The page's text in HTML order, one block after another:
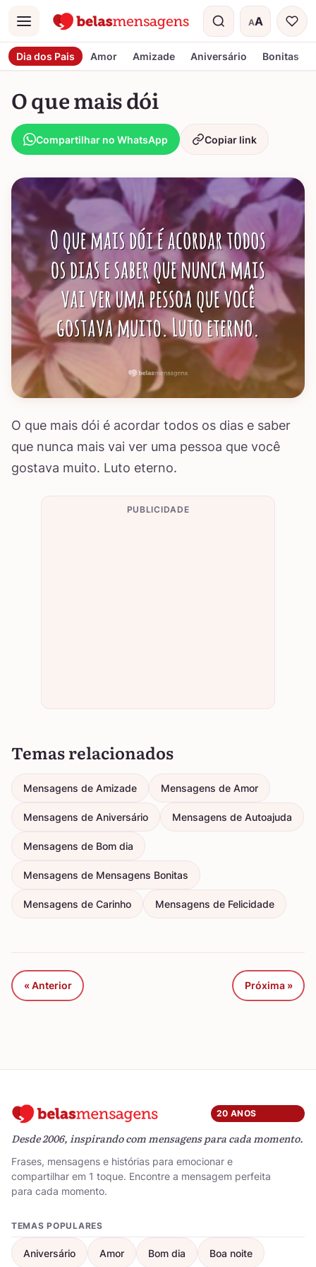
Menu AA
Tamanho do
Dia dos Pais Amor Amizade Aniversário Bonitas
O que mais dói
Compartilhar no WhatsApp Copiar link
O que mais dói é acordar todos os dias e saber
que nunca mais vai ver uma pessoa que você
gostava muito. Luto eterno.
PUBLICIDADE
Temas relacionados
Mensagens de Amizade Mensagens de Amor
Mensagens de Aniversário Mensagens de Autoajuda
Mensagens de Bom dia
Mensagens de Mensagens Bonitas
Mensagens de Carinho Mensagens de Felicidade
« Anterior Próxima »
20 ANOS
Desde 2006, inspirando com mensagens para cada momento.
Frases, mensagens e histórias para emocionar e
compartilhar em 1 toque. Encontre a mensagem perfeita
para cada momento.
TEMAS POPULARES
Aniversário Amor Bom dia Boa noite